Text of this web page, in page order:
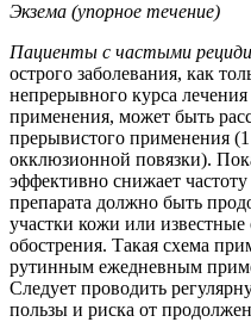
Экзема (упорное течение)
Пациенты с частыми
острого заболевания, как
непрерывного курса
применения, может быть
прерывистого применения (1
окклюзионной повязки).
эффективно снижает
препарата должно быть
участки кожи или известные
обострения. Такая схема
рутинным ежедневным
Следует проводить
пользы и риска от